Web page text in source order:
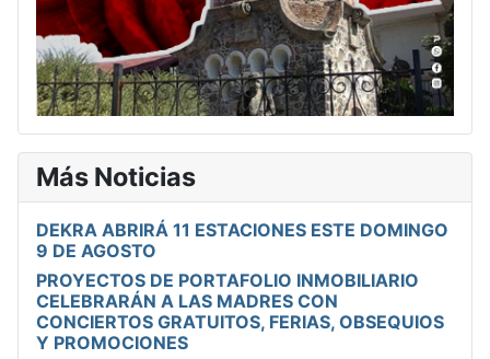
Más Noticias
DEKRA ABRIRÁ 11 ESTACIONES ESTE DOMINGO
9 DE AGOSTO
PROYECTOS DE PORTAFOLIO INMOBILIARIO
CELEBRARÁN A LAS MADRES CON
CONCIERTOS GRATUITOS, FERIAS, OBSEQUIOS
Y PROMOCIONES